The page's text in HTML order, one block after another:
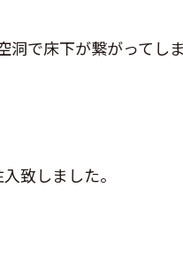
で床下が繋がってし
致しました。